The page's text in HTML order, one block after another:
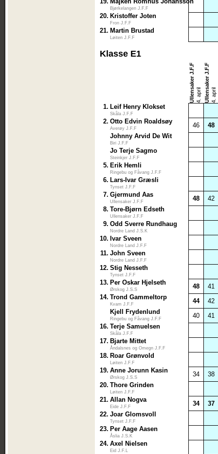
Bjørkelangen J.F.F
20. Kristoffer Joten
Fron J.F.F
21. Martin Brustad
Løiten J.F.F
Klasse E1
Ullensaker J.F.F 4. april Ullensaker J.F.F 4. april
1. Leif Henry Klokset
Skåla J.F.F
2. Otto Edvin Roaldsøy
Averøy J.F.F 46
48
Johnny Arvid De Wit
Biri J.F.F
Jo Terje Sagmo
Steinkjer J.F.F
5. Erik Hemli
Ringebu og Fåvang J.F.F
6. Lars-Ivar Græsli
Tynset J.F.F
7. Gjermund Aas
Ullensaker J.F.F 48
42
8. Tore-Bjørn Edseth
Ullensaker J.F.F
9. Odd Sverre Rundhaug
Nordre Land J.S.K
10. Ivar Sveen
Nordre Land J.F.F
11. John Sveen
Nordre Land J.F.F
12. Stig Nesseth
Tynset J.F.F
13. Per Oskar Hjelseth
Ørskog J.S.S 48
41
14. Trond Gammeltorp
Kvam J.F.F 44
42
Kjell Frydenlund
Ringebu og Fåvang J.F.F 40
41
16. Terje Samuelsen
Skåla J.F.F
17. Bjarte Mittet
Åndalsnes og Omegn J.F.F
18. Roar Grønvold
Løiten J.F.F
19. Anne Jorunn Kasin
Ørskog J.S.S 34
38
20. Thore Grinden
Løiten J.F.F
21. Allan Nogva
Eide J.F.F 34
37
22. Joar Glomsvoll
Tynset J.F.F
23. Per Aage Aasen
Åslia J.S.K
24. Axel Nielsen
Eid J.F.L